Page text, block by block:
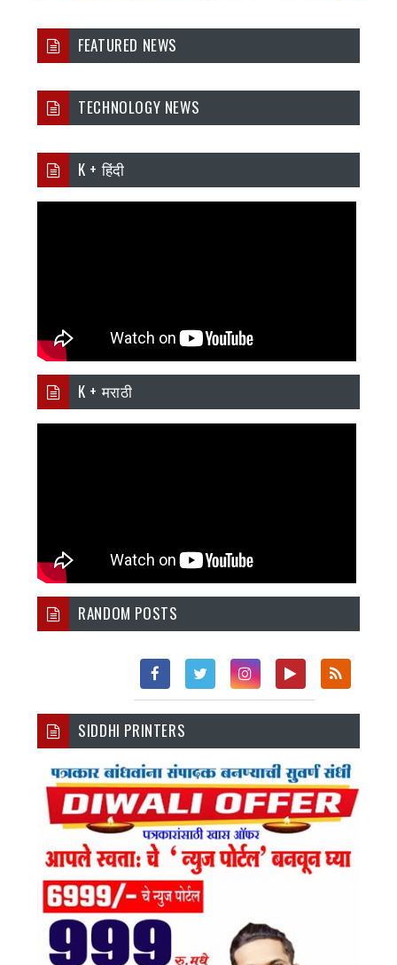
FEATURED NEWS
TECHNOLOGY NEWS
K + हिंदी
K + मराठी
RANDOM POSTS
Fac
Ebo
Ok
Twi
Inst
Am
You
E
SIDDHI PRINTERS